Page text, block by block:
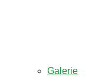
Galerie